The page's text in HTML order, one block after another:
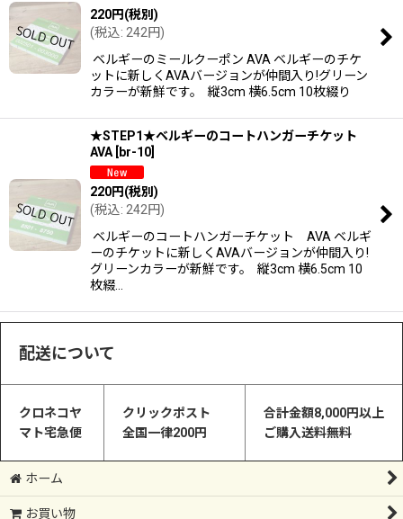
220円(税別)
(税込: 242円)
ベルギーのミールクーポン AVA ベルギーのチケ
ットに新しくAVAバージョンが仲間入り!グリーン
カラーが新鮮です。 縦3cm 横6.5cm 10枚綴り
★STEP1★ベルギーのコートハンガーチケット
AVA
br-10
220円(税別)
(税込: 242円)
ベルギーのコートハンガーチケット AVA ベルギ
ーのチケットに新しくAVAバージョンが仲間入り!
グリーンカラーが新鮮です。 縦3cm 横6.5cm 10
枚綴…
配送について
クロネコヤ
マト宅急便
クリックポスト
全国一律200円
合計金額8,000円以上
ご購入送料無料
ホーム
お買い物